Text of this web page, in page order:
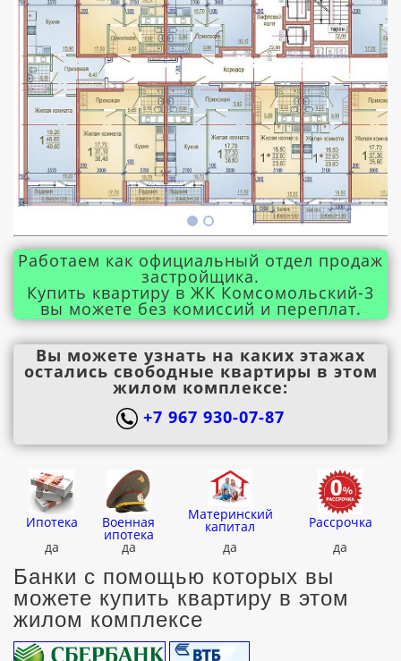
Работаем как официальный отдел продаж
застройщика.
Купить квартиру в ЖК Комсомольский-3
вы можете без комиссий и переплат.
Вы можете узнать на каких этажах
остались свободные квартиры в этом
жилом комплексе:
+7 967 930-07-87
Ипотека Военная
ипотека
Материнский
капитал
Рассрочка
да
да да да
Банки с помощью которых вы
можете купить квартиру в этом
жилом комплексе